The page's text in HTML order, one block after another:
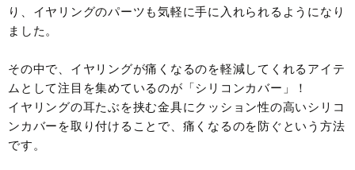
り、イヤリングのパーツも気軽に手に入れられるようになり
ました。
その中で、イヤリングが痛くなるのを軽減してくれるアイテ
ムとして注目を集めているのが「シリコンカバー」！
イヤリングの耳たぶを挟む金具にクッション性の高いシリコ
ンカバーを取り付けることで、痛くなるのを防ぐという方法
です。